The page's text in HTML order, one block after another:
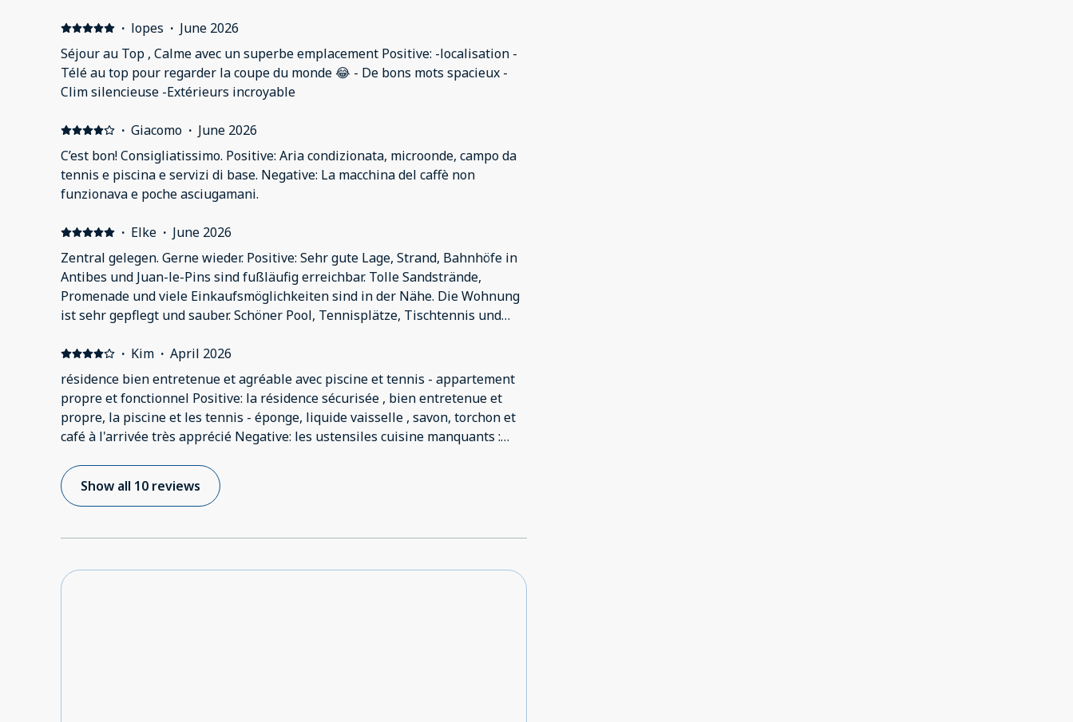
· lopes · June 2026
Séjour au Top , Calme avec un superbe emplacement Positive: -localisation -
Télé au top pour regarder la coupe du monde 😂 - De bons mots spacieux -
Clim silencieuse -Extérieurs incroyable
· Giacomo · June 2026
C’est bon! Consigliatissimo. Positive: Aria condizionata, microonde, campo da
tennis e piscina e servizi di base. Negative: La macchina del caffè non
funzionava e poche asciugamani.
· Elke · June 2026
Zentral gelegen. Gerne wieder. Positive: Sehr gute Lage, Strand, Bahnhöfe in
Antibes und Juan-le-Pins sind fußläufig erreichbar. Tolle Sandstrände,
Promenade und viele Einkaufsmöglichkeiten sind in der Nähe. Die Wohnung
ist sehr gepflegt und sauber. Schöner Pool, Tennisplätze, Tischtennis und
· Kim · April 2026
résidence bien entretenue et agréable avec piscine et tennis - appartement
propre et fonctionnel Positive: la résidence sécurisée , bien entretenue et
propre, la piscine et les tennis - éponge, liquide vaisselle , savon, torchon et
café à l'arrivée très apprécié Negative: les ustensiles cuisine manquants :
Show all 10 reviews